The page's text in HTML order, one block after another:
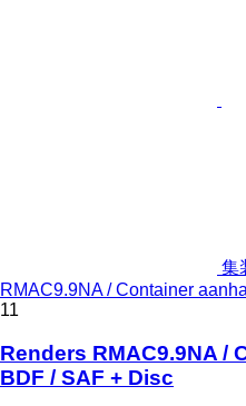
集
RMAC9.9NA / Container
11
Renders RMAC9.9NA /
BDF / SAF + Disc